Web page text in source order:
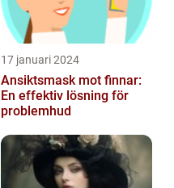
17 januari 2024
Ansiktsmask mot finnar:
En effektiv lösning för
problemhud